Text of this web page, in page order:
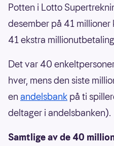
Potten i Lotto
desember på 41 millioner
41 ekstra
Det var 40
hver, mens den siste
en andelsbank på ti
deltager i andelsbanken).
Samtlige av de 40